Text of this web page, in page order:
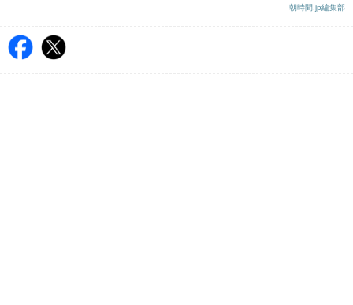
朝時間.jp編集部